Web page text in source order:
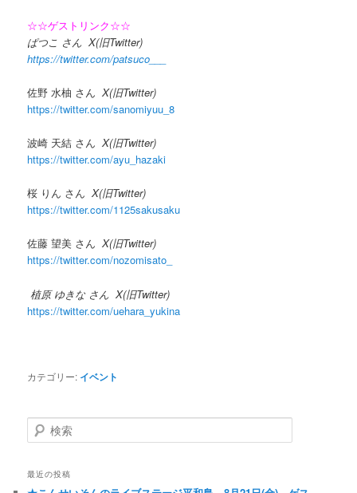
☆☆ゲストリンク☆☆
ぱつこ さん X(旧Twitter)
https://twitter.com/patsuco___
佐野 水柚 さん X(旧Twitter)
https://twitter.com/sanomiyuu_8
波崎 天結 さん X(旧Twitter)
https://twitter.com/ayu_hazaki
桜 りん さん X(旧Twitter)
https://twitter.com/1125sakusaku
佐藤 望美 さん X(旧Twitter)
https://twitter.com/nozomisato_
植原 ゆきな さん X(旧Twitter)
https://twitter.com/uehara_yukina
カテゴリー: イベント
検索
最近の投稿